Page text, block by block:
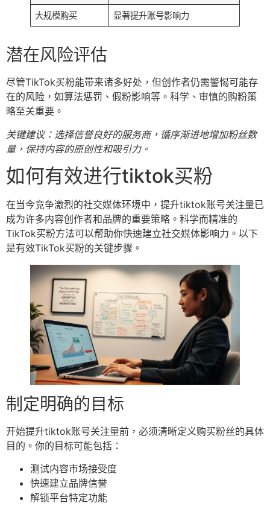
大规模购买 显著提升账号影响力
潜在风险评估
尽管TikTok买粉能带来诸多好处，但创作者仍需警惕可能存
在的风险，如算法惩罚、假粉影响等。科学、审慎的购粉策
略至关重要。
关键建议：选择信誉良好的服务商，循序渐进地增加粉丝数
量，保持内容的原创性和吸引力。
如何有效进行tiktok买粉
在当今竞争激烈的社交媒体环境中，提升tiktok账号关注量已
成为许多内容创作者和品牌的重要策略。科学而精准的
TikTok买粉方法可以帮助你快速建立社交媒体影响力。以下
是有效TikTok买粉的关键步骤。
制定明确的目标
开始提升tiktok账号关注量前，必须清晰定义购买粉丝的具体
目的。你的目标可能包括：
测试内容市场接受度
快速建立品牌信誉
解锁平台特定功能